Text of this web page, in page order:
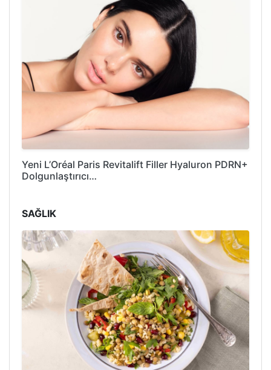
Yeni L’Oréal Paris Revitalift Filler Hyaluron PDRN+
Dolgunlaştırıcı…
SAĞLIK